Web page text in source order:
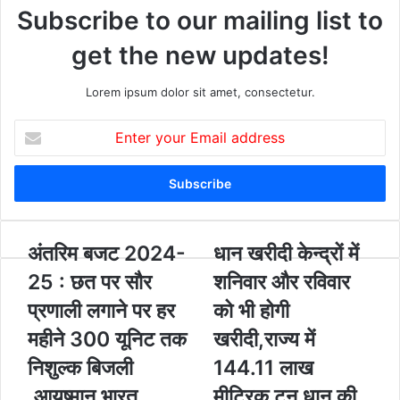
Subscribe to our mailing list to
get the new updates!
Lorem ipsum dolor sit amet, consectetur.
t
r
y
u
अं
रि
म
ज
ट
2
अंतरिम बजट 2024-
25 : छत पर सौर
प्रणाली लगाने पर हर
महीने 300 यूनिट तक
निशुल्‍क बिजली
धा
ख
री
के
न्द्रों
में
धान खरीदी केन्द्रों में
शनिवार और रविवार
को भी होगी
खरीदी,राज्य में
144.11 लाख